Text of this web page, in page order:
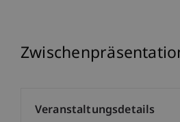
Veranstaltungsdetails